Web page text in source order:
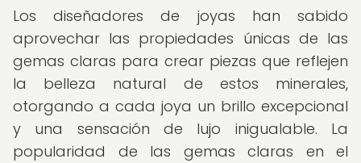
Los diseñadores de joyas han sabido
aprovechar las propiedades únicas de las
gemas claras para crear piezas que reflejen
la belleza natural de estos minerales,
otorgando a cada joya un brillo excepcional
y una sensación de lujo inigualable. La
popularidad de las gemas claras en el